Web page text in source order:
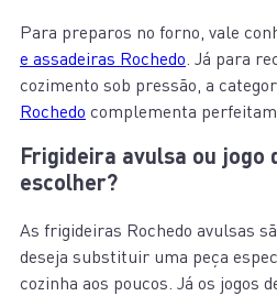
Para preparos no forno, vale
e assadeiras Rochedo . Já para
cozimento sob pressão, a
Rochedo complementa
Frigideira avulsa ou jogo
escolher?
As frigideiras Rochedo avulsas
deseja substituir uma peça
cozinha aos poucos. Já os jogos